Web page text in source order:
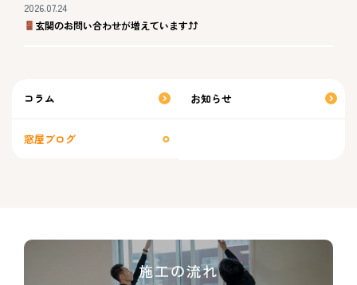
2026.07.24
玄関のお問い合わせが増えています⤴⤴
コラム お知らせ
窓屋ブログ
施工の流れ